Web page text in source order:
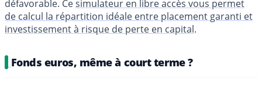
défavorable. Cesimulateur en libre accès vous permet
de calcul la répartition idéale entre placement garanti et
investissement à risque de perte en capital.
Fonds euros, même à court terme ?